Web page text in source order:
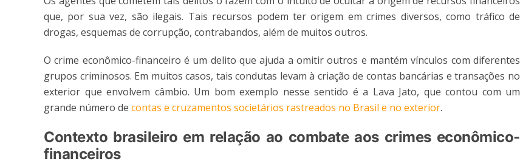
que, por sua vez, são ilegais. Tais recursos podem ter origem em crimes diversos, como tráfico de
drogas, esquemas de corrupção, contrabandos, além de muitos outros.
O crime econômico-financeiro é um delito que ajuda a omitir outros e mantém vínculos com diferentes
grupos criminosos. Em muitos casos, tais condutas levam à criação de contas bancárias e transações no
exterior que envolvem câmbio. Um bom exemplo nesse sentido é a Lava Jato, que contou com um
grande número de contas e cruzamentos societários rastreados no Brasil e no exterior.
Contexto brasileiro em relação ao combate aos crimes econômico-
financeiros